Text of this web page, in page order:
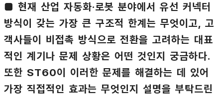
■ 현재 산업 자동화·로봇 분야에서 유선 커넥터
방식이 갖는 가장 큰 구조적 한계는 무엇이고, 고
객사들이 비접촉 방식으로 전환을 고려하는 대표
적인 계기나 문제 상황은 어떤 것인지 궁금하다.
또한 ST60이 이러한 문제를 해결하는 데 있어
가장 직접적인 효과는 무엇인지 설명을 부탁드린